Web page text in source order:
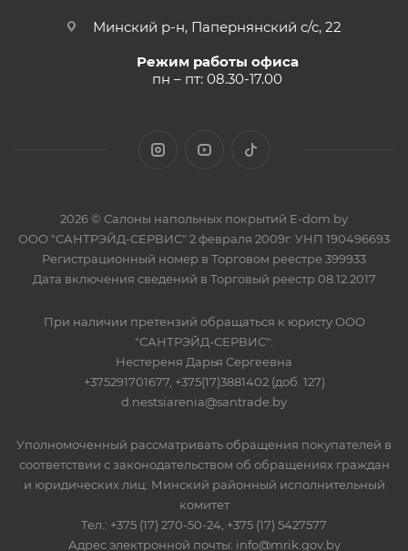
Минский р-н, Папернянский с/с, 22
Режим работы офиса
пн – пт: 08.30-17.00
2026 © Салоны напольных покрытий E-dom.by
ООО "САНТРЭЙД-СЕРВИС" 2 февраля 2009г. УНП 190496693
Регистрационный номер в Торговом реестре 399933
Дата включения сведений в Торговый реестр 08.12.2017
При наличии претензий обращаться к юристу ООО
"САНТРЭЙД-СЕРВИС":
Нестереня Дарья Сергеевна
+375291701677, +375(17)3881402 (доб. 127)
d.nestsiarenia@santrade.by
Уполномоченный рассматривать обращения покупателей в
соответствии с законодательством об обращениях граждан
и юридических лиц: Минский районный исполнительный
комитет
Тел.: +375 (17) 270-50-24, +375 (17) 5427577
Адрес электронной почты: info@mrik.gov.by